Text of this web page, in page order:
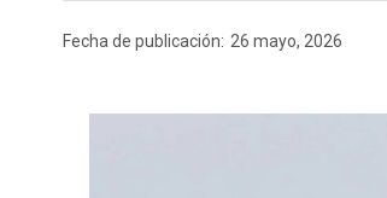
Fecha de publicación: 26 mayo, 2026